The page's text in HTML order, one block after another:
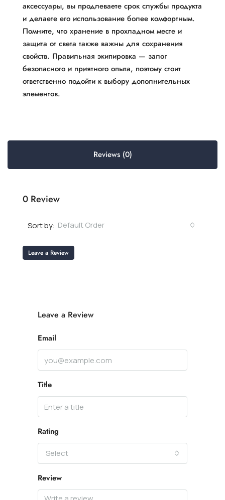
аксессуары, вы продлеваете срок службы продукта
и делаете его использование более комфортным.
Помните, что хранение в прохладном месте и
защита от света также важны для сохранения
свойств. Правильная экипировка — залог
безопасного и приятного опыта, поэтому стоит
ответственно подойти к выбору дополнительных
элементов.
Reviews (0)
0 Review
Sort by: Default Order
Leave a Review
Leave a Review
Email
Title
Rating
Select
Review